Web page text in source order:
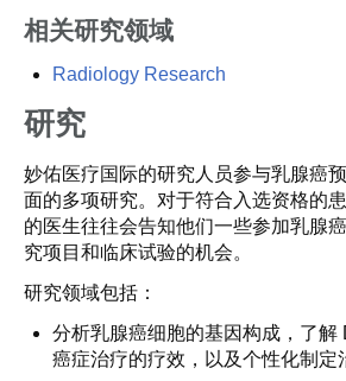
相关研究领域
Radiology Research
研究
妙佑医疗国际的研究人员参与乳腺癌
面的多项研究。对于符合入选资格的
的医生往往会告知他们一些参加乳腺
究项目和临床试验的机会。
研究领域包括：
分析乳腺癌细胞的基因构成，了解
癌症治疗的疗效，以及个性化制定